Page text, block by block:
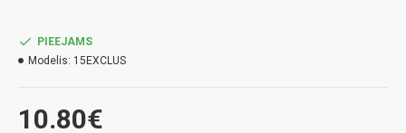
10.80€
PIEEJAMS
Modelis: 15EXCLUS